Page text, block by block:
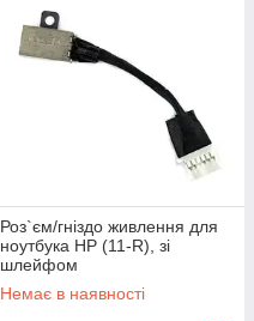
Роз`єм/гніздо живлення для
ноутбука HP (11-R), зі
шлейфом
Немає в наявності